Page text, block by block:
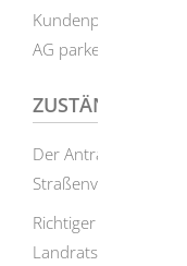
Kundenparkplätzen
AG parken.
ZUSTÄNDIGE
Der Antrag kann in
Richtiger
Landratsamt oder